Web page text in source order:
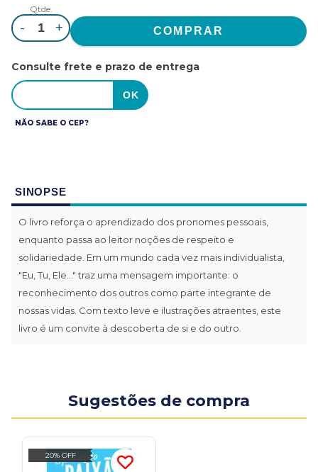
Qtde.
- +
Consulte frete e prazo de entrega
NÃO SABE O CEP?
SINOPSE
O livro reforça o aprendizado dos pronomes pessoais,
enquanto passa ao leitor noções de respeito e
solidariedade. Em um mundo cada vez mais individualista,
"Eu, Tu, Ele..." traz uma mensagem importante: o
reconhecimento dos outros como parte integrante de
nossas vidas. Com texto leve e ilustrações atraentes, este
livro é um convite à descoberta de si e do outro.
Sugestões de compra
20% OFF